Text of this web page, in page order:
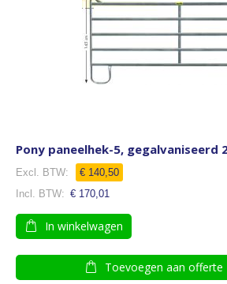
Pony paneelhek-5, gegalvaniseerd
€ 140,50
€ 170,01
In winkelwagen
Toevoegen aan offerte